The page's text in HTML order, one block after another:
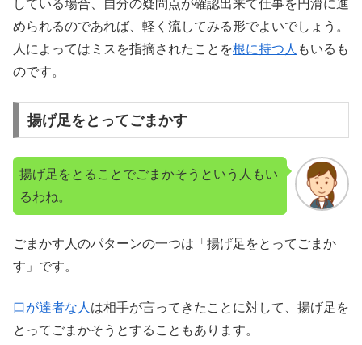
している場合、自分の疑問点が確認出来て仕事を円滑に進
められるのであれば、軽く流してみる形でよいでしょう。
人によってはミスを指摘されたことを根に持つ人 もいるも
のです。
揚げ足をとってごまかす
揚げ足をとることでごまかそうという人もい
るわね。
ごまかす人のパターンの一つは「揚げ足をとってごまか
す」です。
口が達者な人 は相手が言ってきたことに対して、揚げ足を
とってごまかそうとすることもあります。